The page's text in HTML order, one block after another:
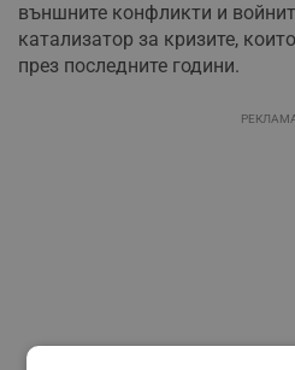
външните конфликти и
катализатор за кризите,
през последните години.